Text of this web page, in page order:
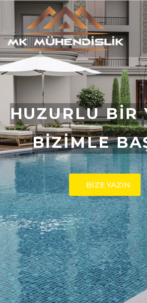
BİZİMLE
BİZE YAZIN
HUZURLU BİR